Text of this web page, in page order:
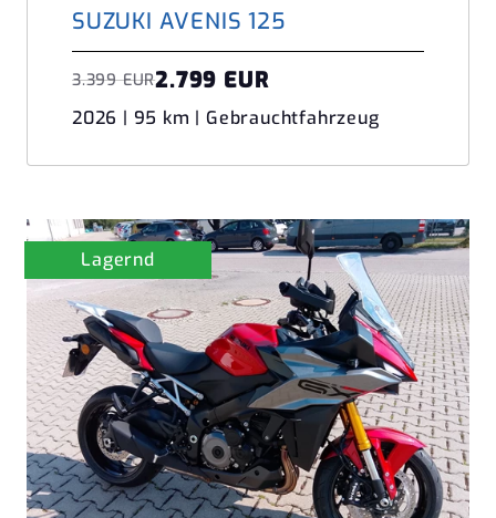
SUZUKI AVENIS 125
3.399 EUR2.799 EUR
2026 | 95 km | Gebrauchtfahrzeug
Lagernd